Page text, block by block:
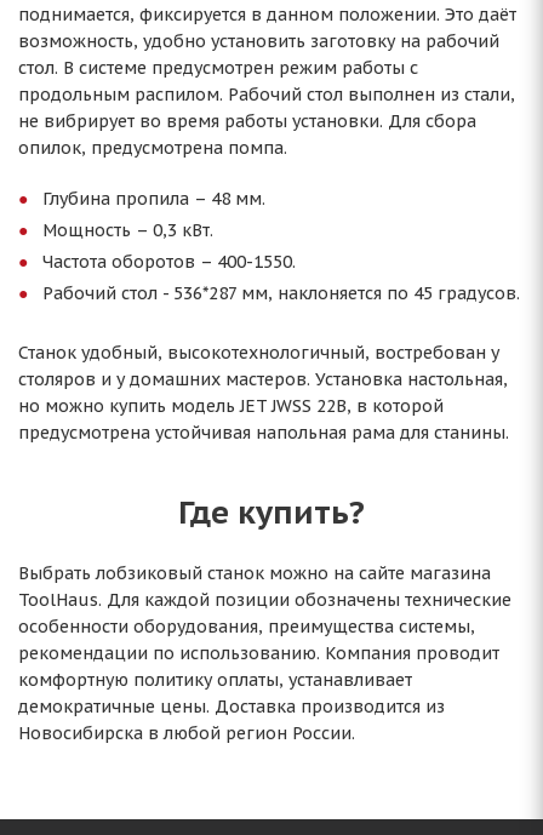
поднимается, фиксируется в данном положении. Это даёт
возможность, удобно установить заготовку на рабочий
стол. В системе предусмотрен режим работы с
продольным распилом. Рабочий стол выполнен из стали,
не вибрирует во время работы установки. Для сбора
опилок, предусмотрена помпа.
Глубина пропила – 48 мм.
Мощность – 0,3 кВт.
Частота оборотов – 400-1550.
Рабочий стол - 536*287 мм, наклоняется по 45 градусов.
Станок удобный, высокотехнологичный, востребован у
столяров и у домашних мастеров. Установка настольная,
но можно купить модель JET JWSS 22B, в которой
предусмотрена устойчивая напольная рама для станины.
Где купить?
Выбрать лобзиковый станок можно на сайте магазина
ToolHaus. Для каждой позиции обозначены технические
особенности оборудования, преимущества системы,
рекомендации по использованию. Компания проводит
комфортную политику оплаты, устанавливает
демократичные цены. Доставка производится из
Новосибирска в любой регион России.